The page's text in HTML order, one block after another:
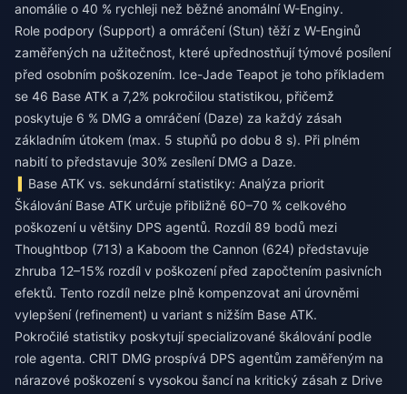
anomálie o 40 % rychleji než běžné anomální W-Enginy.
Role podpory (Support) a omráčení (Stun) těží z W-Enginů
zaměřených na užitečnost, které upřednostňují týmové posílení
před osobním poškozením. Ice-Jade Teapot je toho příkladem
se 46 Base ATK a 7,2% pokročilou statistikou, přičemž
poskytuje 6 % DMG a omráčení (Daze) za každý zásah
základním útokem (max. 5 stupňů po dobu 8 s). Při plném
nabití to představuje 30% zesílení DMG a Daze.
Base ATK vs. sekundární statistiky: Analýza priorit
Škálování Base ATK určuje přibližně 60–70 % celkového
poškození u většiny DPS agentů. Rozdíl 89 bodů mezi
Thoughtbop (713) a Kaboom the Cannon (624) představuje
zhruba 12–15% rozdíl v poškození před započtením pasivních
efektů. Tento rozdíl nelze plně kompenzovat ani úrovněmi
vylepšení (refinement) u variant s nižším Base ATK.
Pokročilé statistiky poskytují specializované škálování podle
role agenta. CRIT DMG prospívá DPS agentům zaměřeným na
nárazové poškození s vysokou šancí na kritický zásah z Drive